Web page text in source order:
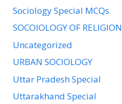
Sociology Special MCQs
SOCOIOLOGY OF RELIGION
Uncategorized
URBAN SOCIOLOGY
Uttar Pradesh Special
Uttarakhand Special